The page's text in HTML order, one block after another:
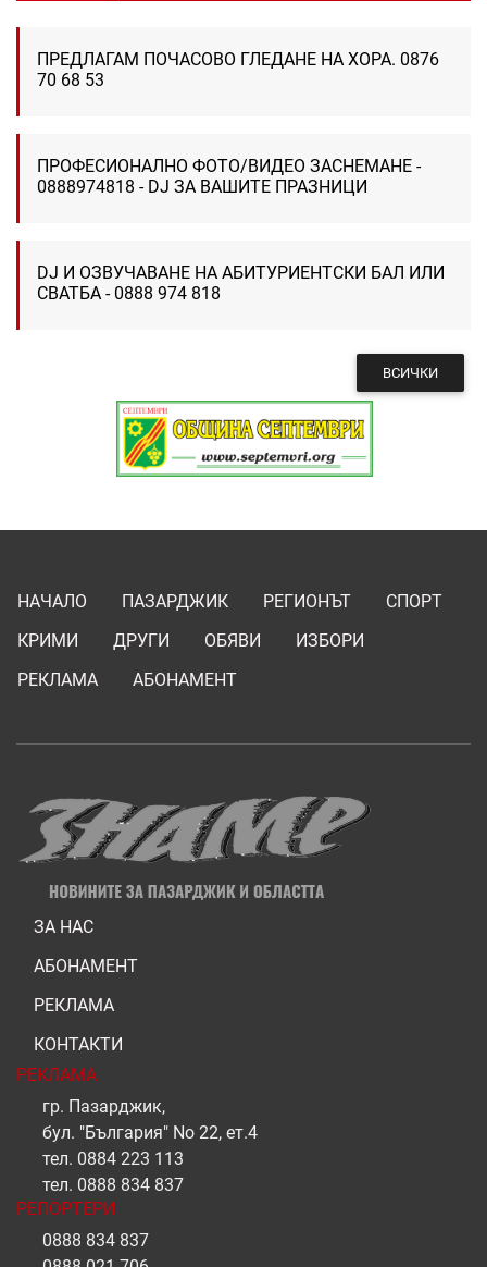
ПРЕДЛАГАМ ПОЧАСОВО ГЛЕДАНЕ НА ХОРА. 0876
70 68 53
ПРОФЕСИОНАЛНО ФОТО/ВИДЕО ЗАСНЕМАНЕ -
0888974818 - DJ ЗА ВАШИТЕ ПРАЗНИЦИ
DJ И ОЗВУЧАВАНЕ НА АБИТУРИЕНТСКИ БАЛ ИЛИ
СВАТБА - 0888 974 818
ВСИЧКИ
НАЧАЛО ПАЗАРДЖИК РЕГИОНЪТ
СПОРТ
КРИМИ
ДРУГИ ОБЯВИ
ИЗБОРИ
РЕКЛАМА
АБОНАМЕНТ
ЗА НАС
АБОНАМЕНТ
РЕКЛАМА
КОНТАКТИ
РЕКЛАМА
гр. Пазарджик,
бул. "България" No 22, ет.4
тел. 0884 223 113
тел. 0888 834 837
РЕПОРТЕРИ
0888 834 837